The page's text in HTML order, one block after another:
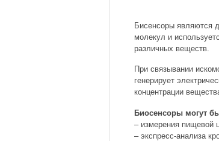
Бисенсоры являются
молекул и
различных веществ.
При связывании
генерирует
концентрации
Биосенсоры могут
– измерения пищевой
– экспресс-анализа